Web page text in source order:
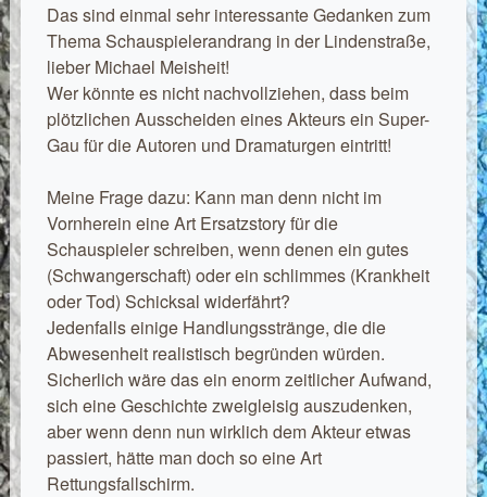
Das sind einmal sehr interessante Gedanken zum
Thema Schauspielerandrang in der Lindenstraße,
lieber Michael Meisheit!
Wer könnte es nicht nachvollziehen, dass beim
plötzlichen Ausscheiden eines Akteurs ein Super-
Gau für die Autoren und Dramaturgen eintritt!
Meine Frage dazu: Kann man denn nicht im
Vornherein eine Art Ersatzstory für die
Schauspieler schreiben, wenn denen ein gutes
(Schwangerschaft) oder ein schlimmes (Krankheit
oder Tod) Schicksal widerfährt?
Jedenfalls einige Handlungsstränge, die die
Abwesenheit realistisch begründen würden.
Sicherlich wäre das ein enorm zeitlicher Aufwand,
sich eine Geschichte zweigleisig auszudenken,
aber wenn denn nun wirklich dem Akteur etwas
passiert, hätte man doch so eine Art
Rettungsfallschirm.